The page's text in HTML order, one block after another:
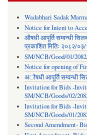
Wadabhari Sadak
Notice for Intent to
औषधी आपूर्ति सम्वन्धी
प्रकाशित मितिः २०८२/
SM/NCB/Good/01/
Notice for opening of
अौषधी आपूर्ति सम्वन्धी
Invitation for Bids -
SM/NCB/Goods/02/
Invitation for Bids -
SM/NCB/Goods/01/
Second Amendment-